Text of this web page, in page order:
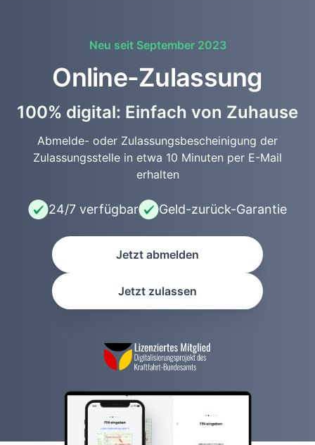
Neu seit September 2023
Online-Zulassung
100% digital: Einfach von Zuhause
Abmelde- oder Zulassungsbescheinigung der
Zulassungsstelle in etwa 10 Minuten per E-Mail
erhalten
24/7 verfügbar Geld-zurück-Garantie
Jetzt abmelden
Jetzt zulassen